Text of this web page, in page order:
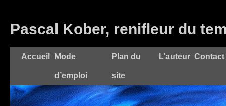
Pascal Kober, renifleur du
Accueil Mode
d’emploi
Plan du
site
L’auteur Contact